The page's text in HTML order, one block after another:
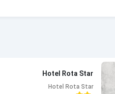
Hotel Rota Star
Hotel Rota Star